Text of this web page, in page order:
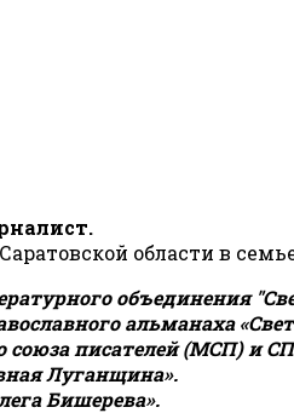
области в
объединения
альманаха
союза писателей (МСП) и
Луганщина».
Бишерева».